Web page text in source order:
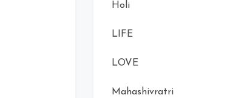
Holi
LIFE
LOVE
Mahashivratri